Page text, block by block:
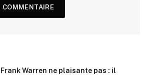
Frank Warren ne plaisante pas : il